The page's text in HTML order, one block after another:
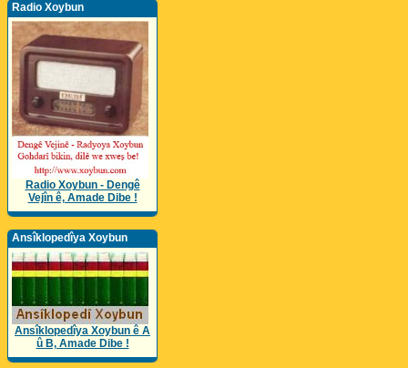
Radio Xoybun
Radio Xoybun - Dengê
Vejîn ê, Amade Dibe !
Ansîklopedîya Xoybun
Ansîklopedîya Xoybun ê A
û B, Amade Dibe !